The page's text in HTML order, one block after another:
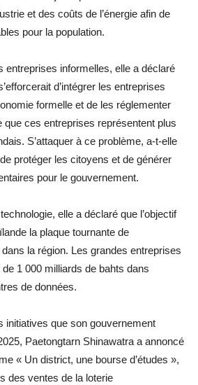
et des coûts de l’énergie afin de
pour la population.
entreprises informelles, elle a déclaré
d’intégrer les entreprises
formelle et de les réglementer
que ces entreprises représentent plus
S’attaquer à ce problème, a-t-elle
protéger les citoyens et de générer
pour le gouvernement.
elle a déclaré que l’objectif
la plaque tournante de
dans la région. Les grandes entreprises
1 000 milliards de bahts dans
de données.
initiatives que son gouvernement
Paetongtarn Shinawatra a annoncé
« Un district, une bourse d’études »,
des ventes de la loterie